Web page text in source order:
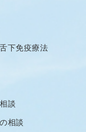
下免疫療法
談
相談